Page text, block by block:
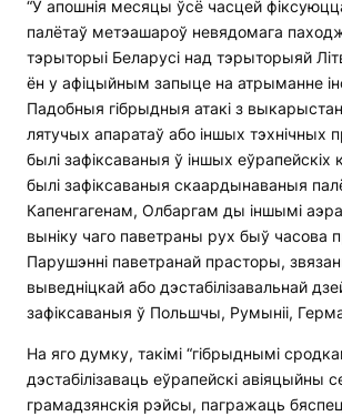
“У апошнія месяцы ўсё часцей
палётаў метэашароў невядомага
тэрыторыі Беларусі над тэрыторыяй
ён у афіцыйным запыце на атрыманне
Падобныя гібрыдныя атакі з
лятучых апаратаў або іншых тэхнічных
былі зафіксаваныя ў іншых еўрапейскіх
былі зафіксаваныя скаардынаваныя
Капенгагенам, Олбаргам ды іншымі
выніку чаго паветраны рух быў часова
Парушэнні паветранай прасторы,
выведніцкай або дэстабілізавальнай
зафіксаваныя ў Польшчы, Румыніі,
На яго думку, такімі “гібрыднымі
дэстабілізаваць еўрапейскі авіяцыйны
грамадзянскія рэйсы, пагражаць